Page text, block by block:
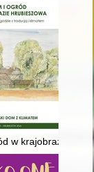
Przeglądu"
w krajobrazie